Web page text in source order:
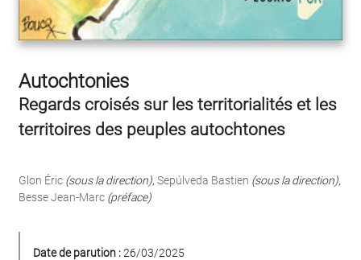
Autochtonies
Regards croisés sur les territorialités et les
territoires des peuples autochtones
Glon Éric (sous la direction), Sepúlveda Bastien (sous la direction),
Besse Jean-Marc (préface)
Date de parution :26/03/2025